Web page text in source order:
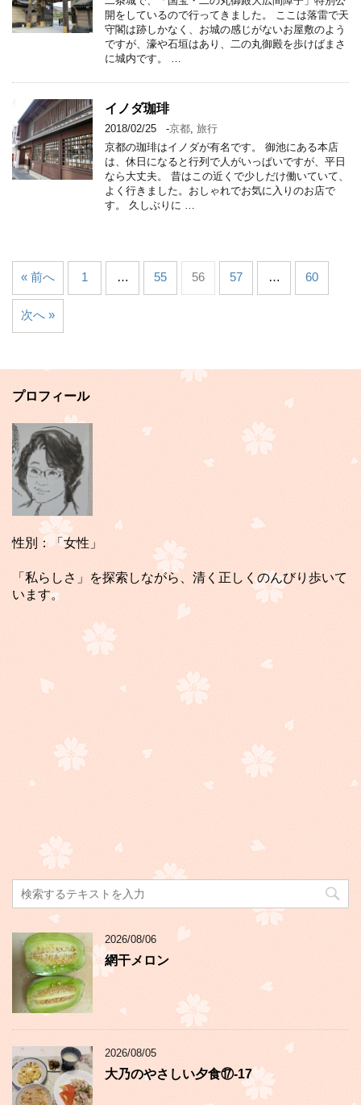
開をしているので行ってきました。 ここは落雷で天
守閣は跡しかなく、お城の感じがないお屋敷のよう
ですが、濠や石垣はあり、二の丸御殿を歩けばまさ
に城内です。 …
イノダ珈琲
2018/02/25 -京都, 旅行
京都の珈琲はイノダが有名です。 御池にある本店
は、休日になると行列で人がいっぱいですが、平日
なら大丈夫。 昔はこの近くで少しだけ働いていて、
よく行きました。おしゃれでお気に入りのお店で
す。 久しぶりに …
« 前へ 1 … 55 56 57 … 60
次へ »
プロフィール
性別：「女性」
「私らしさ」を探索しながら、清く正しくのんびり歩いて
います。
2026/08/06
網干メロン
2026/08/05
大乃のやさしい夕食⑰-17